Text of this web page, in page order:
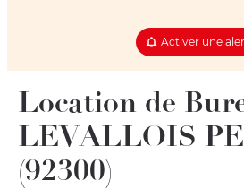
Activer une
Location de
LEVALLOIS
(92300)